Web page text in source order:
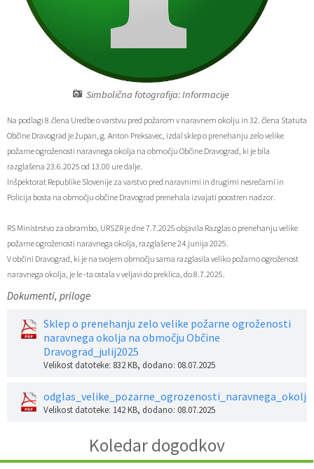
Simbolična fotografija: Informacije
Na podlagi 8.člena Uredbe o varstvu pred požarom v naravnem okolju in 32. člena Statuta
Občine Dravograd je župan, g. Anton Preksavec, izdal sklep o prenehanju zelo velike
požarne ogroženosti naravnega okolja na območju Občine Dravograd, ki je bila
razglašena 23.6.2025 od 13.00 ure dalje.
Inšpektorat Republike Slovenije za varstvo pred naravnimi in drugimi nesrečami in
Policija bosta na območju občine Dravograd prenehala izvajati poostren nadzor.
RS Ministrstvo za obrambo, URSZR je dne 7.7.2025 objavila Razglas o prenehanju velike
požarne ogroženosti naravnega okolja, razglašene 24.junija 2025.
V občini Dravograd, ki je na svojem območju sama razglasila veliko požarno ogroženost
naravnega okolja, je le -ta ostala v veljavi do preklica, do 8.7.2025.
Dokumenti, priloge
Sklep o prenehanju zelo velike požarne ogroženosti
naravnega okolja na območju Občine
Dravograd_julij2025
Velikost datoteke: 832 KB, dodano: 08.07.2025
Velikost datoteke: 142 KB, dodano: 08.07.2025
Koledar dogodkov
Zaščita prijaviteljev
Katalog informacij javnega značaja
Fotogalerija
Organigram
Uradne ure
Sosvet Občine Dravograd in Policijske postaje Dravograd
Svet koroške regije
Javni razpisi in objave
Varuhov kotiček
Lokalne volitve
Projekti in investicije
Strategije Občine Dravograd - Lokalni program za kulturo Občine Dravograd za obdobje 2024–2028
Z mladinskim delom proti prekarnosti mladih – pilotni projekt – DRAVIT DRAVOGRAD
Celostna prometna strategija
Lokalni program za mladino 2023 – 2028
Občinski predpisi
Občinski časopis
Proračun občine
Izleti in poti
3D predstavitev občine
Virtualna panorama